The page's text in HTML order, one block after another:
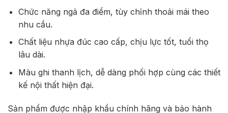
Chức năng ngả đa điểm, tùy chỉnh thoải mái theo
nhu cầu.
Chất liệu nhựa đúc cao cấp, chịu lực tốt, tuổi thọ
lâu dài.
Màu ghi thanh lịch, dễ dàng phối hợp cùng các thiết
kế nội thất hiện đại.
Sản phẩm được nhập khẩu chính hãng và bảo hành